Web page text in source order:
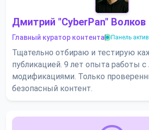
Дмитрий "CyberPan" Волков
Главный куратор контента| Панель
Тщательно отбираю и тестирую
публикацией. 9 лет опыта работы с
модификациями. Только
безопасный контент.